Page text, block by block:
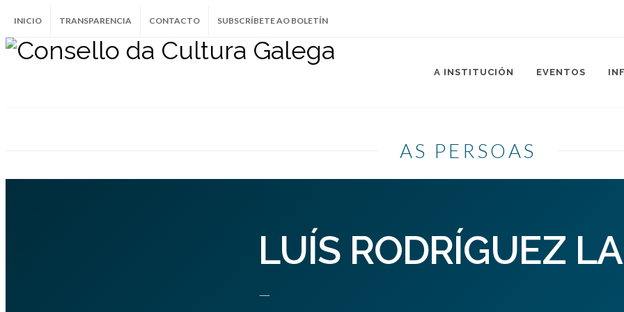
INICIO TRANSPARENCIA CONTACTO SUBSCRÍBETE AO BOLETÍN
A INSTITUCIÓN EVENTOS
AS PERSOAS
LUÍS RODRÍGUEZ
—